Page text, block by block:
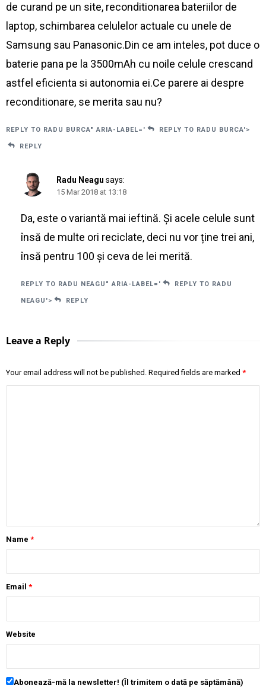
de curand pe un site, reconditionarea bateriilor de
laptop, schimbarea celulelor actuale cu unele de
Samsung sau Panasonic.Din ce am inteles, pot duce o
baterie pana pe la 3500mAh cu noile celule crescand
astfel eficienta si autonomia ei.Ce parere ai despre
reconditionare, se merita sau nu?
REPLY TO RADU BURCA" ARIA-LABEL=' REPLY TO RADU BURCA'>
REPLY
Radu Neagu says:
15 Mar 2018 at 13:18
Da, este o variantă mai ieftină. Și acele celule sunt
însă de multe ori reciclate, deci nu vor ține trei ani,
însă pentru 100 și ceva de lei merită.
REPLY TO RADU NEAGU" ARIA-LABEL=' REPLY TO RADU
NEAGU'> REPLY
Leave a Reply
Your email address will not be published. Required fields are marked *
Name *
Email *
Website
Abonează-mă la newsletter! (Îl trimitem o dată pe săptămână)